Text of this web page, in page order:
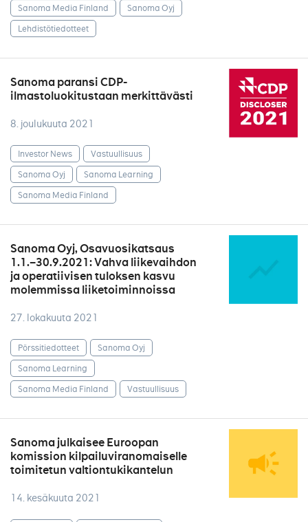
Sanoma Media Finland
Sanoma Oyj
Lehdistötiedotteet
Sanoma paransi CDP-
ilmastoluokitustaan merkittävästi
8. joulukuuta 2021
Investor News
Vastuullisuus
Sanoma Oyj
Sanoma Learning
Sanoma Media Finland
Sanoma Oyj, Osavuosikatsaus
1.1.–30.9.2021: Vahva liikevaihdon
ja operatiivisen tuloksen kasvu
molemmissa liiketoiminnoissa
27. lokakuuta 2021
Pörssitiedotteet
Sanoma Oyj
Sanoma Learning
Sanoma Media Finland
Vastuullisuus
Sanoma julkaisee Euroopan
komission kilpailuviranomaiselle
toimitetun valtiontukikantelun
14. kesäkuuta 2021